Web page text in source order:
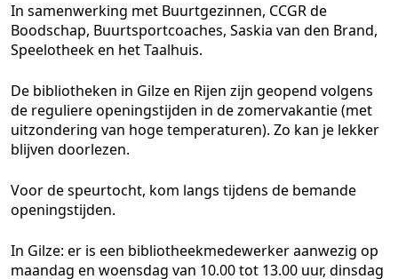
In samenwerking met Buurtgezinnen, CCGR de
Boodschap, Buurtsportcoaches, Saskia van den Brand,
Speelotheek en het Taalhuis.
De bibliotheken in Gilze en Rijen zijn geopend volgens
de reguliere openingstijden in de zomervakantie (met
uitzondering van hoge temperaturen). Zo kan je lekker
blijven doorlezen.
Voor de speurtocht, kom langs tijdens de bemande
openingstijden.
In Gilze: er is een bibliotheekmedewerker aanwezig op
maandag en woensdag van 10.00 tot 13.00 uur, dinsdag